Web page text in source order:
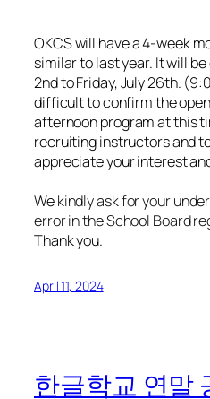
OKCS will have a 4-week
similar to last year. It will
2nd to Friday, July 26th.
difficult to confirm the
afternoon program at this
recruiting instructors and
appreciate your interest
Wekindly ask for your
error in the School Board
Thank you.
April 11, 2024
한글학교 연말